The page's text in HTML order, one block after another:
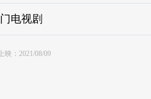
电视剧
上映：2021/08/09